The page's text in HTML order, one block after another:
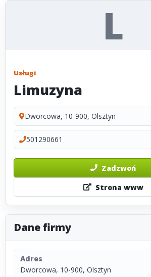
L
Usługi
Limuzyna
Dworcowa, 10-900, Olsztyn
501290661
Zadzwoń
Strona www
Dane firmy
Adres
Dworcowa, 10-900, Olsztyn